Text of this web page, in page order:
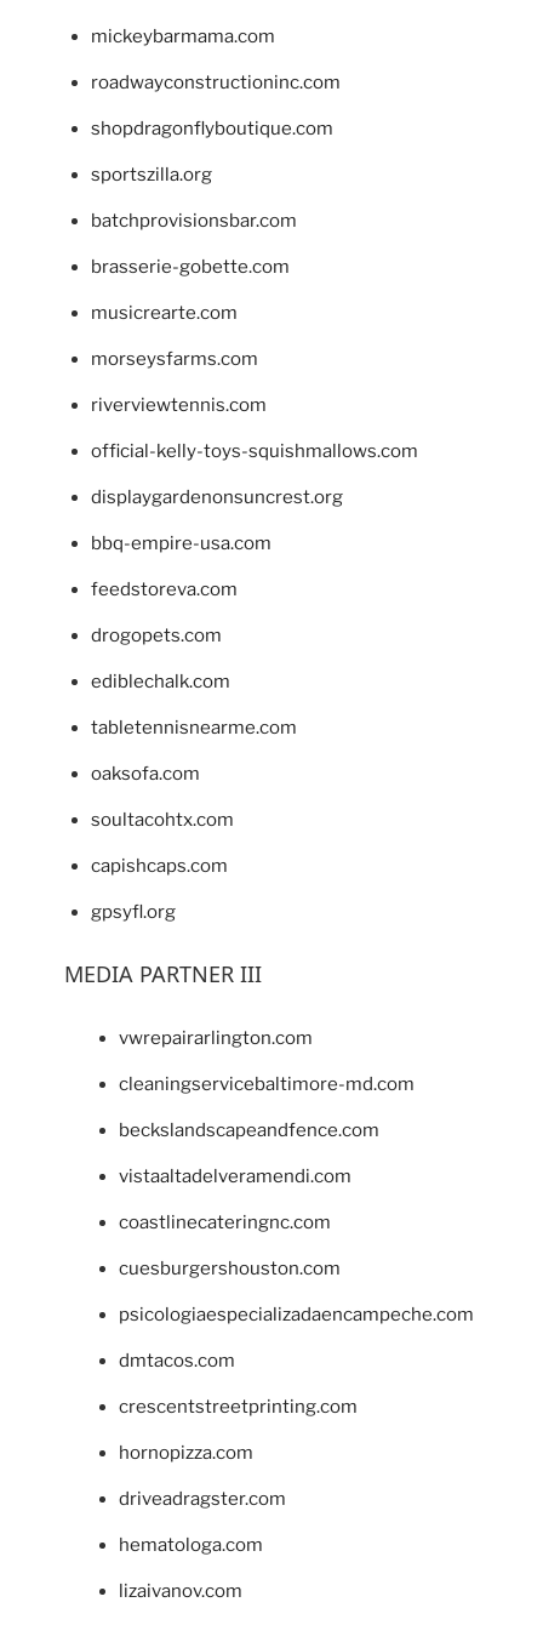
mickeybarmama.com
roadwayconstructioninc.com
shopdragonflyboutique.com
sportszilla.org
batchprovisionsbar.com
brasserie-gobette.com
musicrearte.com
morseysfarms.com
riverviewtennis.com
official-kelly-toys-squishmallows.com
displaygardenonsuncrest.org
bbq-empire-usa.com
feedstoreva.com
drogopets.com
ediblechalk.com
tabletennisnearme.com
oaksofa.com
soultacohtx.com
capishcaps.com
gpsyfl.org
MEDIA PARTNER III
vwrepairarlington.com
cleaningservicebaltimore-md.com
beckslandscapeandfence.com
vistaaltadelveramendi.com
coastlinecateringnc.com
cuesburgershouston.com
psicologiaespecializadaencampeche.com
dmtacos.com
crescentstreetprinting.com
hornopizza.com
driveadragster.com
hematologa.com
lizaivanov.com